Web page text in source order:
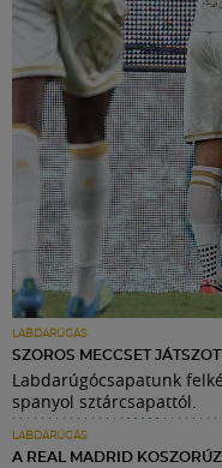
LABDARÚGÁS
SZOROS MECCSET
Labdarúgócsapatunk
spanyol sztárcsapattól.
LABDARÚGÁS
A REAL MADRID